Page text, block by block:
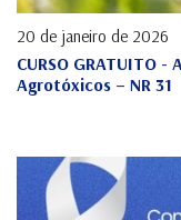
20 de janeiro de 2026
CURSO GRATUITO
Agrotóxicos – NR 31